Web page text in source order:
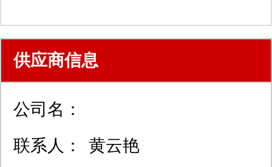
供应商信息
公司名：
联系人：
黄云艳